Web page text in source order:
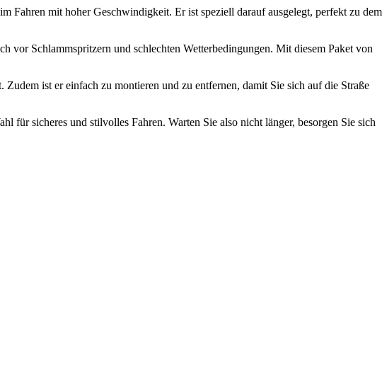
Fahren mit hoher Geschwindigkeit. Er ist speziell darauf ausgelegt, perfekt zu dem
vor Schlammspritzern und schlechten Wetterbedingungen. Mit diesem Paket von
ist er einfach zu montieren und zu entfernen, damit Sie sich auf die Straße
sicheres und stilvolles Fahren. Warten Sie also nicht länger, besorgen Sie sich